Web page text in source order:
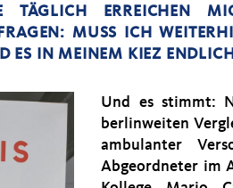
TÄGLICH ERREICHEN
MUSS ICH
ES IN MEINEM KIEZ ENDLICH
Und es stimmt:
berlinweiten
ambulanter
Abgeordneter im